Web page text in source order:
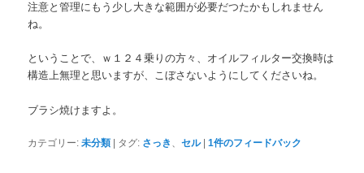
注意と管理にもう少し大きな範囲が必要だつたかもしれません
ね。
ということで、ｗ１２４乗りの方々、オイルフィルター交換時は
構造上無理と思いますが、こぼさないようにしてくださいね。
ブラシ焼けますよ。
カテゴリー: 未分類 | タグ: さっき 、セル |1件のフィードバック